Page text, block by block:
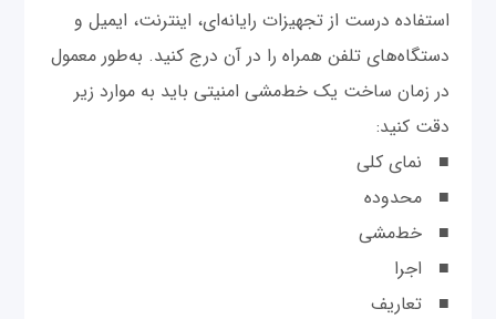
استفاده درست از تجهیزات رایانه‌ای، اینترنت، ایمیل و
دستگاه‌های تلفن همراه را در آن درج کنید. به‌طور معمول
در زمان ساخت یک خط‌مشی امنیتی باید به موارد زیر
دقت کنید:
■ نمای کلی
■ محدوده
■ خط‌مشی
■ اجرا
■ تعاریف